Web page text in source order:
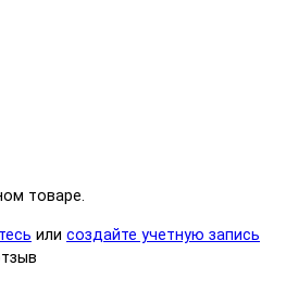
товаре.
или создайте учетную запись